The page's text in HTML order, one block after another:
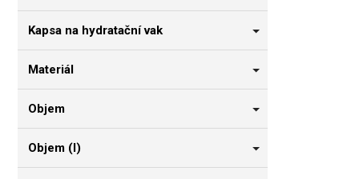
Kapsa na hydratační vak
Materiál
Objem
Objem (l)